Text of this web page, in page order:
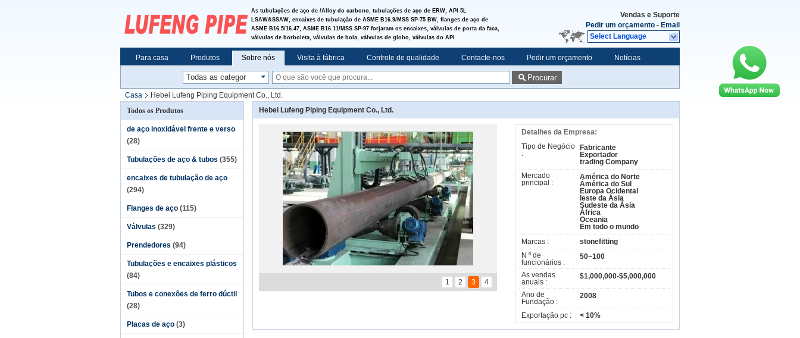
As tubulações de aço de /Alloy do carbono, tubulações de aço de ERW, API 5L
LSAW&SSAW, encaixes de tubulação de ASME B16.9/MSS SP-75 BW, flanges de aço de
ASME B16.5/16.47, ASME B16.11/MSS SP-97 forjaram os encaixes, válvulas de porta da faca,
válvulas de borboleta, válvulas de bola, válvulas de globo, válvulas do API
Vendas e Suporte
Pedir um orçamento - Email
Select Language
Para casa Produtos Sobre nós Visita à fábrica Controle de qualidade Contacte-nos Pedir um orçamento Notícias
Procurar
Casa
Hebei Lufeng Piping Equipment Co., Ltd.
Todos os Produtos
de aço inoxidável frente e verso
(28)
Tubulações de aço & tubos (355)
encaixes de tubulação de aço
(294)
Flanges de aço (115)
Válvulas (329)
Prendedores (94)
Tubulações e encaixes plásticos
(84)
Tubos e conexões de ferro dúctil
(28)
Placas de aço (3)
Hebei Lufeng Piping Equipment Co., Ltd.
1 2 3 4
Detalhes da Empresa:
Tipo de Negócio
:
Fabricante
Exportador
trading Company
Mercado
principal :
América do Norte
Ámérica do Sul
Europa Ocidental
leste da Ásia
Sudeste da Ásia
África
Oceania
Em todo o mundo
Marcas :
stonefitting
N º de
funcionários :
50~100
As vendas
anuais :
$1,000,000-$5,000,000
Ano de
Fundação :
2008
Exportação pc : < 10%